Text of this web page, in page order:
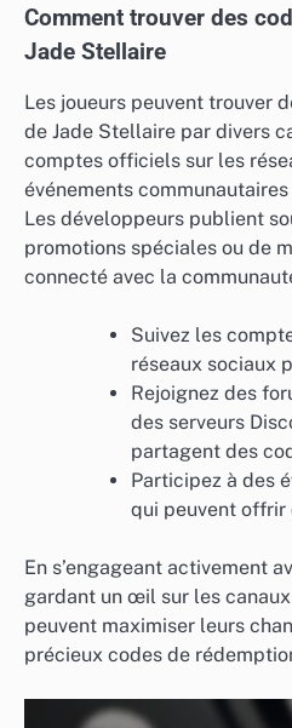
Comment trouver des
Jade Stellaire
Les joueurs peuvent trouver
de Jade Stellaire par divers
comptes officiels sur les
événements
Les développeurs publient
promotions spéciales ou de
connecté avec la
Suivez les
réseaux sociaux
Rejoignez des
des serveurs
partagent des
Participez à des
qui peuvent offrir
En s’engageant activement
gardant un œil sur les
peuvent maximiser leurs
précieux codes de